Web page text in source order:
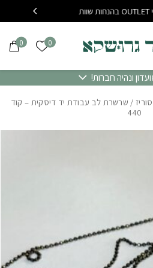
0 הרשימה
0
ונהיה חברות!
/ שרשרת לב עבודת יד דיסקית – קוד
440